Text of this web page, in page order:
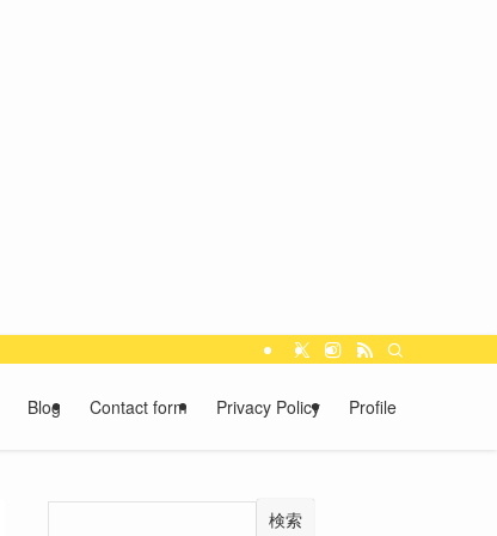
Blog Contact form Privacy Policy Profile
検索